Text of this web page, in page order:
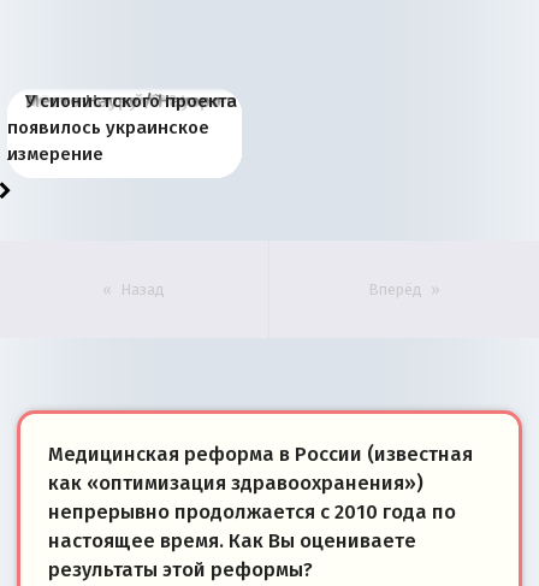
Киевская марионетка
Запада рассказала о
«переобувании» хозяев
В России назрели
перемены: 15 шагов к
суверенной экономике
Миграционный пожар
Европы
Россия начинает
сбрасывать балласт
Анкориджа
Россия зимой 1904
года: первые уступки во
внутренней политике
Русская нация вчера и
сегодня
Почему правый крах в
Варшаве не поможет её
отношениям с Россией?
Место Науру / Науэро в
современной истории
Южной Осетии
У сионистского проекта
появилось украинское
измерение
Назад Вперёд
Медицинская реформа в России (известная
как «оптимизация здравоохранения»)
непрерывно продолжается с 2010 года по
настоящее время. Как Вы оцениваете
результаты этой реформы?